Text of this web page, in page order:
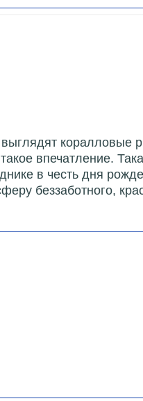
коралловые
впечатление.
в честь дня
беззаботного,